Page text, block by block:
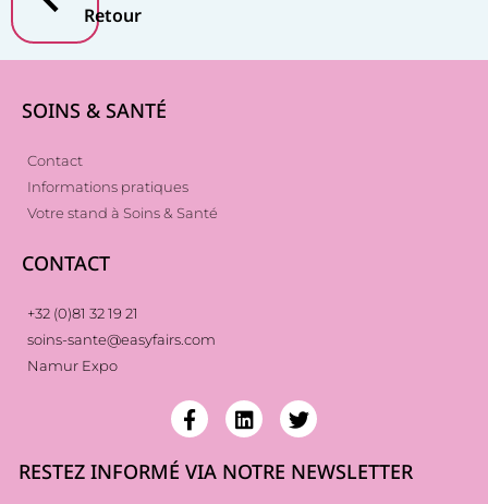
Retour
SOINS & SANTÉ
Contact
Informations pratiques
Votre stand à Soins & Santé
CONTACT
+32 (0)81 32 19 21
soins-sante@easyfairs.com
Namur Expo
RESTEZ INFORMÉ VIA NOTRE NEWSLETTER